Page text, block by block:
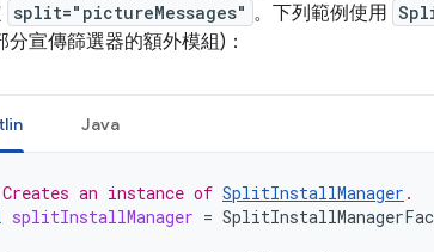
split="pictureMessages" 。下列範例使用
分宣傳篩選器的額外模組)：
Java
an instance of SplitInstallManager .
splitInstallManager =